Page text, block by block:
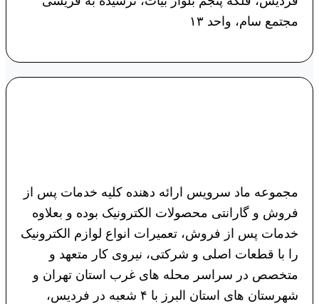
مجتمع سام، واحد ۱۳
مجموعه ماد سرویس ارائه دهنده کلیه خدمات پس از
فروش و گارانتی محصولات الکترونیک بوده و بعلاوه
خدمات پس از فروش، تعمیرات انواع لوازم الکترونیک
را با قطعات اصلی و شرکتی، نیروی کار متعهد و
متخصص در سراسر محله های غرب استان تهران و
شهرستان های استان البرز با ۴ شعبه در فردیس،